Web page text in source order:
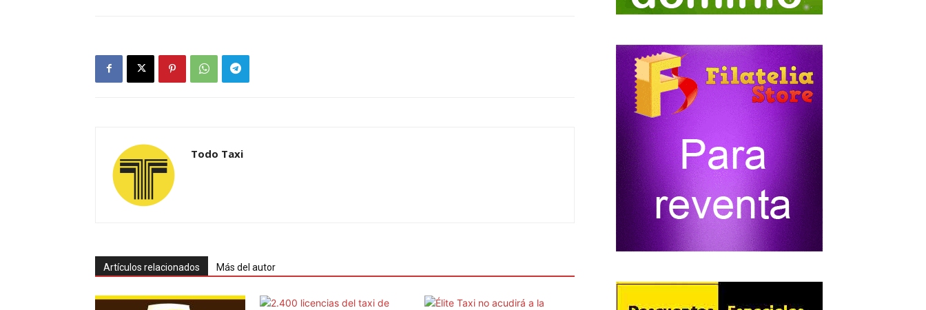
Todo Taxi
Artículos relacionados Más del autor